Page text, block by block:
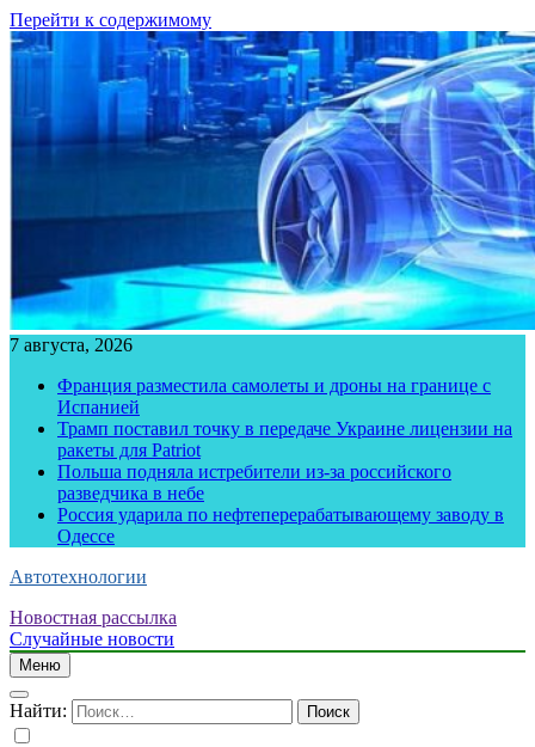
Перейти к содержимому
7 августа, 2026
Франция разместила самолеты и дроны на границе с
Испанией
Трамп поставил точку в передаче Украине лицензии на
ракеты для Patriot
Польша подняла истребители из-за российского
разведчика в небе
Россия ударила по нефтеперерабатывающему заводу в
Одессе
Автотехнологии
Новостная рассылка
Случайные новости
Меню
Найти: